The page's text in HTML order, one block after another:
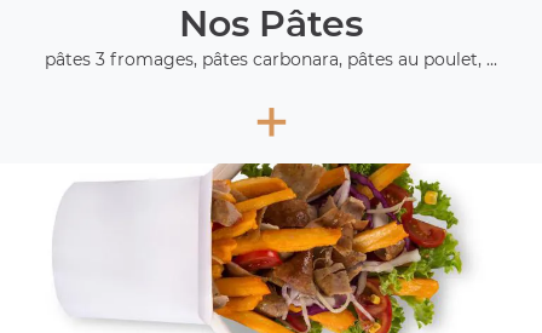
Nos Pâtes
pâtes 3 fromages, pâtes carbonara, pâtes au poulet, ...
+